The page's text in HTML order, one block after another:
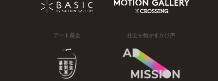
アート基金 社会を動かすかけ声